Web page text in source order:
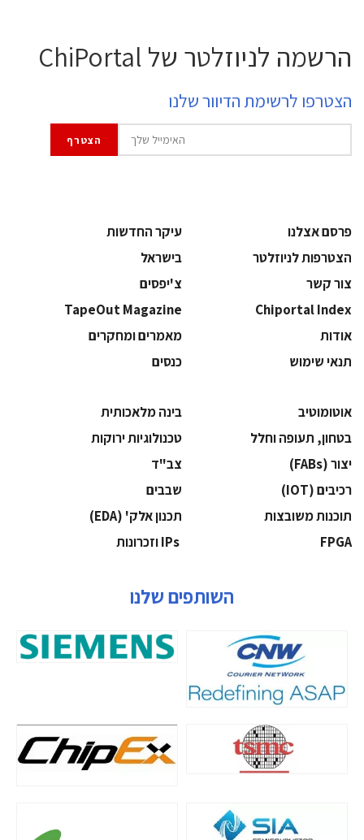
הרשמה לניוזלטר של ChiPortal
הצטרפו לרשימת הדיוור שלנו
פרסם אצלנו
עיקר החדשות
הצטרפות לניוזלטר
בישראל
צור קשר
צ'יפסים
Chiportal Index
TapeOut Magazine
אודות
מאמרים ומחקרים
תנאי שימוש
כנסים
אוטומוטיב
בינה מלאכותית
בטחון, תעופה וחלל
‫טכנולוגיות ירוקות‬
‫יצור (‪(FABs‬‬
‫צב"ד‬
‫רכיבים‬ (IOT)
‫שבבים‬
‫תוכנות משובצות‬
‫תכנון אלק' (‪(EDA‬‬
‫‪FPGA‬‬
השותפים שלנו